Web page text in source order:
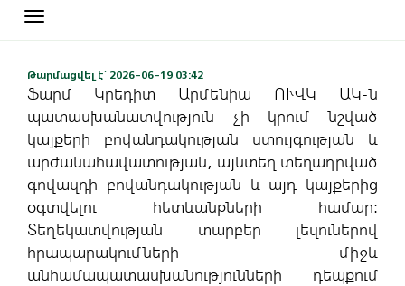
Toggle
Թարմացվել է` 2026-06-19 03:42
Ֆարմ Կրեդիտ Արմենիա ՈՒՎԿ ԱԿ-ն
պատասխանատվություն չի կրում նշված
կայքերի բովանդակության ստույգության և
արժանահավատության, այնտեղ տեղադրված
գովազդի բովանդակության և այդ կայքերից
օգտվելու հետևանքների համար:
Տեղեկատվության տարբեր լեզուներով
հրապարակումների միջև
անհամապատասխանությունների դեպքում